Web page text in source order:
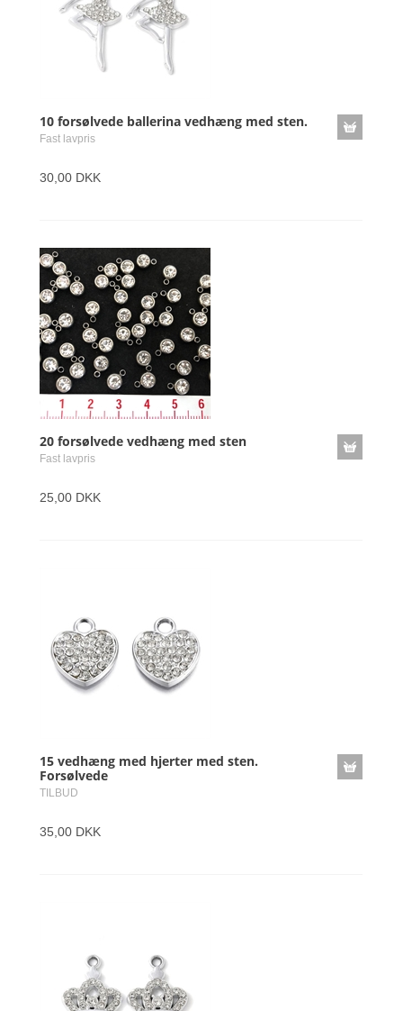
10 forsølvede ballerina vedhæng med sten.
Fast lavpris
30,00 DKK
20 forsølvede vedhæng med sten
Fast lavpris
25,00 DKK
15 vedhæng med hjerter med sten.
Forsølvede
TILBUD
35,00 DKK